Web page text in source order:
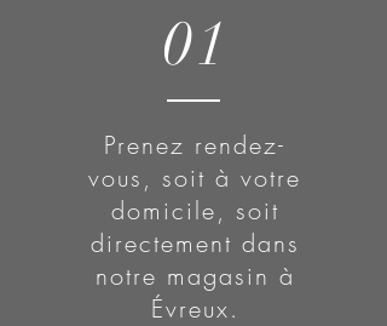
01
Prenez rendez-
vous, soit à votre
domicile, soit
directement dans
notre magasin à
Évreux.